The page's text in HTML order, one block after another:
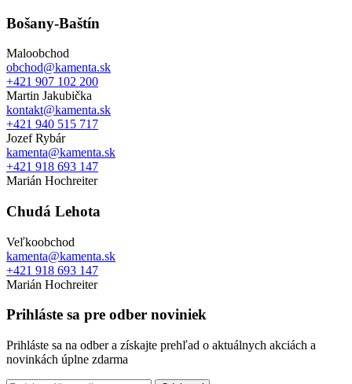
Bošany-Baštín
Maloobchod
obchod@kamenta.sk
+421 907 102 200
Martin Jakubička
kontakt@kamenta.sk
+421 940 515 717
Jozef Rybár
kamenta@kamenta.sk
+421 918 693 147
Marián Hochreiter
Chudá Lehota
Veľkoobchod
kamenta@kamenta.sk
+421 918 693 147
Marián Hochreiter
Prihláste sa pre odber noviniek
Prihláste sa na odber a získajte prehľad o aktuálnych akciách a
novinkách úplne zdarma